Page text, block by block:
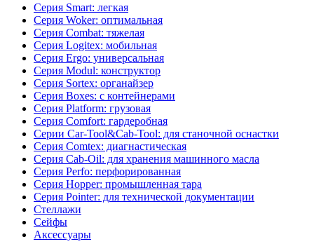
Серия Smart: легкая
Серия Woker: оптимальная
Серия Combat: тяжелая
Серия Logitex: мобильная
Серия Ergo: универсальная
Серия Modul: конструктор
Серия Sortex: органайзер
Серия Boxes: с контейнерами
Серия Platform: грузовая
Серия Comfort: гардеробная
Серии Car-Tool&Cab-Tool: для станочной оснастки
Серия Comtex: диагнастическая
Серия Cab-Oil: для хранения машинного масла
Серия Perfo: перфорированная
Серия Hopper: промышленная тара
Серия Pointer: для технической документации
Стеллажи
Сейфы
Аксессуары